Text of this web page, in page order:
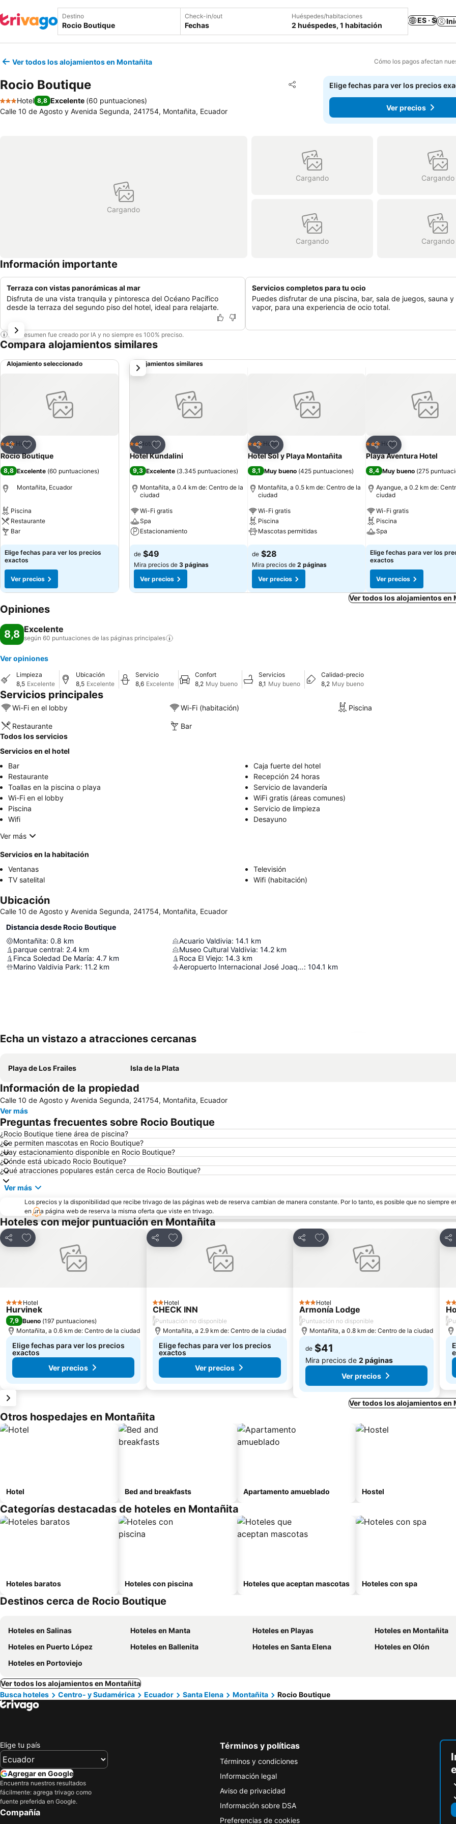
Destino Check-in/out
Fechas
Huéspedes/habitaciones
2 huéspedes, 1 habitación
ES · $
Ver todos los alojamientos en Montañita Cómo los pagos afectan
Rocio Boutique Compartir
Agregar a favoritos
3 Estrellas
Hotel 8,8 Excelente (60 puntuaciones)
Calle 10 de Agosto y Avenida Segunda, 241754, Montañita, Ecuador
Elige fechas para ver los precios
Ver precios
Cargando
Cargando Cargando
Cargando Cargando
Información importante
Terraza con vistas panorámicas al mar
Disfruta de una vista tranquila y pintoresca del Océano Pacífico
desde la terraza del segundo piso del hotel, ideal para relajarte.
Servicios completos para tu ocio
Puedes disfrutar de una piscina, bar, sala de juegos, sauna
vapor, para una experiencia de ocio total.
Este resumen fue creado por IA y no siempre es 100% preciso.
Compara alojamientos similares
Alojamiento seleccionado
Compartir
Agregar a favoritos
3 Estrellas
Hotel
Rocio Boutique
8,8 Excelente (60 puntuaciones)
Montañita, Ecuador
Piscina
Restaurante
Bar
Ver precios
Elige fechas para ver los precios
exactos
Ver precios
Alojamientos similares
Compartir
Agregar a favoritos
2 Estrellas
Hotel
Hotel Kundalini
9,3 Excelente (3.345 puntuaciones)
Montañita, a 0.4 km de: Centro de la
ciudad
Wi-Fi gratis
Spa
Estacionamiento
Ver precios
de $49
Mira precios de 3 páginas
Ver precios
Compartir
Agregar a favoritos
3 Estrellas
Hotel
Hotel Sol y Playa Montañita
8,1 Muy bueno (425 puntuaciones)
Montañita, a 0.5 km de: Centro de la
ciudad
Wi-Fi gratis
Piscina
Mascotas permitidas
Ver precios
de $28
Mira precios de 2 páginas
Ver precios
Compartir
Agregar a
3 Estrellas
Hotel
Playa Aventura Hotel
8,4 Muy bueno (275
Ayangue, a 0.2 km de:
ciudad
Wi-Fi gratis
Piscina
Spa
Ver precios
Elige fechas para ver los
exactos
Ver precios
siguiente
Ver todos los alojamientos en
Opiniones
8,8 Excelente
según 60 puntuaciones de las páginas principales
Ver opiniones
Limpieza
8,5 Excelente
Ubicación
8,5 Excelente
Servicio
8,6 Excelente
Confort
8,2 Muy bueno
Servicios
8,1 Muy bueno
Calidad-precio
8,2 Muy bueno
Servicios principales
Wi-Fi en el lobby Wi-Fi (habitación) Piscina
Restaurante
Bar
Todos los servicios
Servicios en el hotel
Bar
Caja fuerte del hotel
Restaurante
Recepción 24 horas
Toallas en la piscina o playa
Servicio de lavandería
Wi-Fi en el lobby
WiFi gratis (áreas comunes)
Piscina
Servicio de limpieza
Wifi
Desayuno
Ver más
Servicios en la habitación
Ventanas
Televisión
TV satelital
Wifi (habitación)
Ubicación
Calle 10 de Agosto y Avenida Segunda, 241754, Montañita, Ecuador
Distancia desde Rocio Boutique
Montañita: 0.8 km
parque central: 2.4 km
Finca Soledad De María: 4.7 km
Marino Valdivia Park: 11.2 km
Acuario Valdivia: 14.1 km
Museo Cultural Valdivia: 14.2 km
Roca El Viejo: 14.3 km
Aeropuerto Internacional José Joaquín De Olmedo: 104.1 km
Echa un vistazo a atracciones cercanas
Playa de Los Frailes Isla de la Plata
Información de la propiedad
Calle 10 de Agosto y Avenida Segunda, 241754, Montañita, Ecuador
Ver más
Preguntas frecuentes sobre Rocio Boutique
¿Rocio Boutique tiene área de piscina?
¿Se permiten mascotas en Rocio Boutique?
¿Hay estacionamiento disponible en Rocio Boutique?
¿Dónde está ubicado Rocio Boutique?
¿Qué atracciones populares están cerca de Rocio Boutique?
Ver más
Los precios y la disponibilidad que recibe trivago de las páginas web de reserva cambian de manera constante. Por lo tanto, es posible que no siempre
en una página web de reserva la misma oferta que viste en trivago.
Hoteles con mejor puntuación en Montañita
Compartir
Agregar a favoritos
3 Estrellas
Hotel
Hurvinek
7,9 Bueno (197 puntuaciones)
Montañita, a 0.6 km de: Centro de la ciudad
Elige fechas para ver los precios
exactos
Ver precios
Compartir
Agregar a favoritos
2 Estrellas
Hotel
CHECK INN
/Puntuación no disponible
Montañita, a 2.9 km de: Centro de la ciudad
Elige fechas para ver los precios
exactos
Ver precios
Compartir
Agregar a favoritos
3 Estrellas
Hotel
Armonía Lodge
/Puntuación no disponible
Montañita, a 0.8 km de: Centro de la ciudad
de $41
Mira precios de 2 páginas
Ver precios
3
/
Ver todos los alojamientos en
Otros hospedajes en Montañita
Hotel Bed and breakfasts Apartamento amueblado Hostel
Categorías destacadas de hoteles en Montañita
Hoteles baratos Hoteles con piscina Hoteles que aceptan mascotas Hoteles con spa
Destinos cerca de Rocio Boutique
Hoteles en Salinas Hoteles en Manta Hoteles en Playas
Hoteles en Montañita
Hoteles en Puerto López
Hoteles en Ballenita Hoteles en Santa Elena
Hoteles en Olón
Hoteles en Portoviejo
Ver todos los alojamientos en Montañita
Busca hoteles
Centro- y Sudamérica Ecuador Santa Elena Montañita Rocio Boutique
Elige tu país
Agregar en Google
Encuentra nuestros resultados
fácilmente: agrega trivago como
fuente preferida en Google.
Compañía
Términos y políticas
Términos y condiciones
Información legal
Aviso de privacidad
Información sobre DSA
Preferencias de cookies